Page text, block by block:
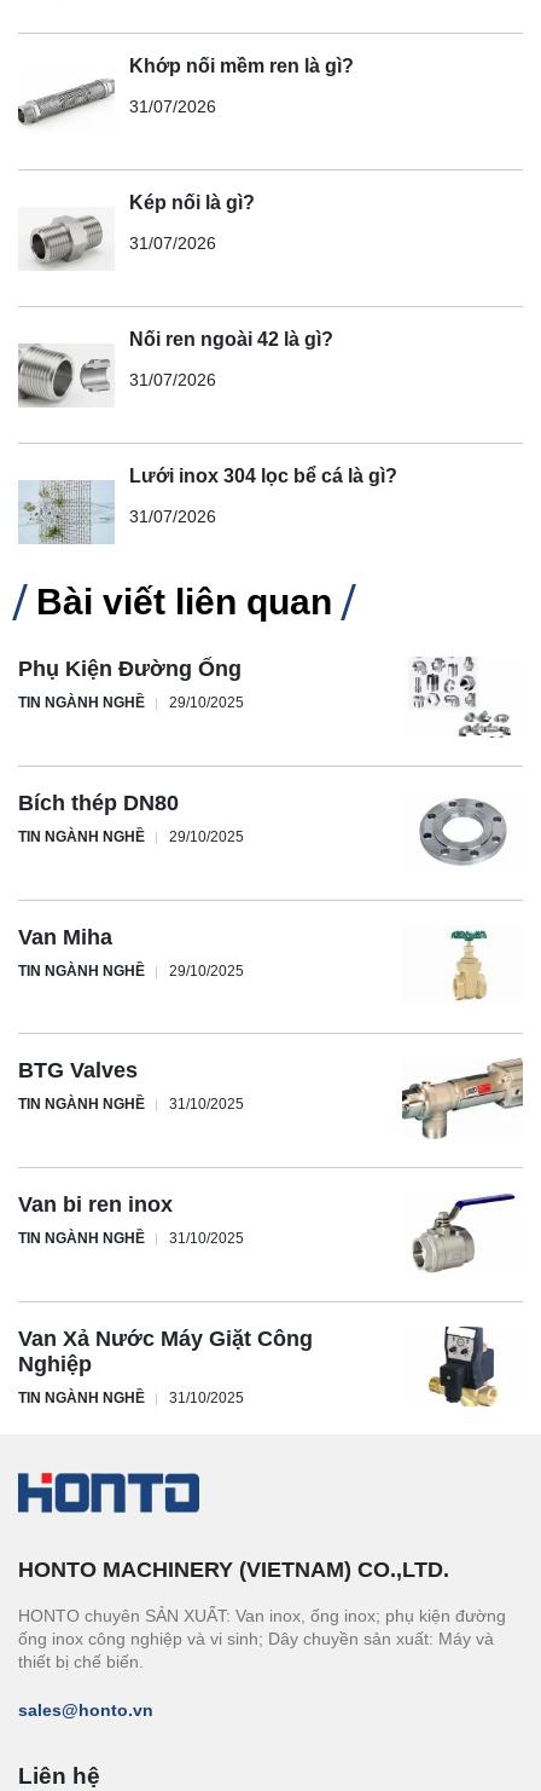
Khớp nối mềm ren là gì?
31/07/2026
Kép nối là gì?
31/07/2026
Nối ren ngoài 42 là gì?
31/07/2026
Lưới inox 304 lọc bể cá là gì?
31/07/2026
Bài viết liên quan
Phụ Kiện Đường Ống
TIN NGÀNH NGHỀ 29/10/2025
Bích thép DN80
TIN NGÀNH NGHỀ 29/10/2025
Van Miha
TIN NGÀNH NGHỀ 29/10/2025
BTG Valves
TIN NGÀNH NGHỀ 31/10/2025
Van bi ren inox
TIN NGÀNH NGHỀ 31/10/2025
Van Xả Nước Máy Giặt Công
Nghiệp
TIN NGÀNH NGHỀ 31/10/2025
HONTO MACHINERY (VIETNAM) CO.,LTD.
HONTO chuyên SẢN XUẤT: Van inox, ống inox; phụ kiện đường
ống inox công nghiệp và vi sinh; Dây chuyền sản xuất: Máy và
thiết bị chế biến.
sales@honto.vn
Liên hệ